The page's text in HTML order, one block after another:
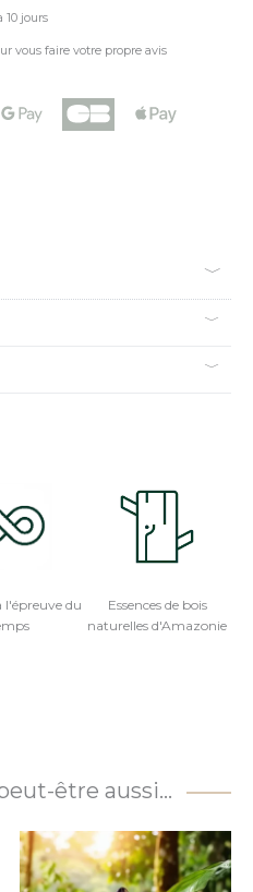
10 jours
vous faire votre propre avis
l'épreuve du
Essences de bois
naturelles d'Amazonie
être aussi…